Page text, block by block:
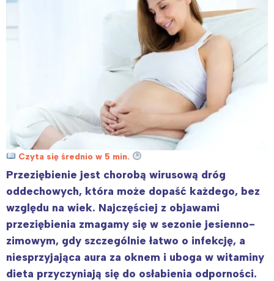
Czyta się średnio w 5 min.
Przeziębienie jest chorobą wirusową dróg
oddechowych, która może dopaść każdego, bez
względu na wiek. Najczęściej z objawami
przeziębienia zmagamy się w sezonie jesienno-
zimowym, gdy szczególnie łatwo o infekcję, a
niesprzyjająca aura za oknem i uboga w witaminy
dieta przyczyniają się do osłabienia odporności.